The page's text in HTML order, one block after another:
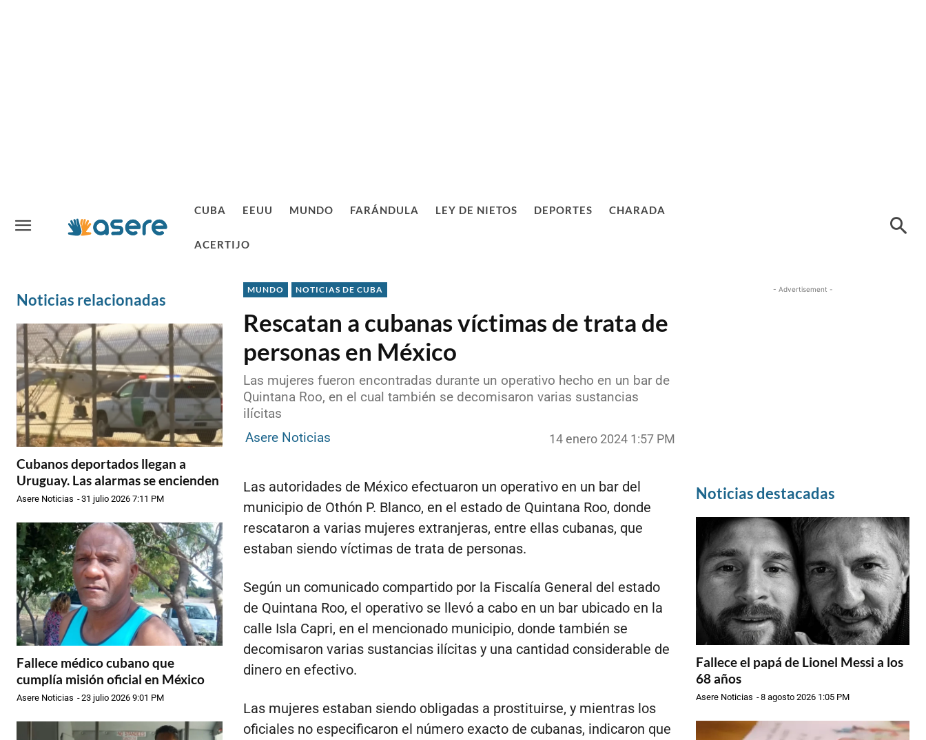
CUBA EEUU MUNDO FARÁNDULA LEY DE NIETOS DEPORTES CHARADA
ACERTIJO
Noticias relacionadas
Cubanos deportados llegan a
Uruguay. Las alarmas se encienden
Asere Noticias -31 julio 2026 7:11 PM
Fallece médico cubano que
cumplía misión oficial en México
Asere Noticias -23 julio 2026 9:01 PM
MUNDO NOTICIAS DE CUBA
Rescatan a cubanas víctimas de trata de
personas en México
Las mujeres fueron encontradas durante un operativo hecho en un bar de
Quintana Roo, en el cual también se decomisaron varias sustancias
ilícitas
Asere Noticias
14 enero 2024 1:57 PM
Las autoridades de México efectuaron un operativo en un bar del
municipio de Othón P. Blanco, en el estado de Quintana Roo, donde
rescataron a varias mujeres extranjeras, entre ellas cubanas, que
estaban siendo víctimas de trata de personas.
Según un comunicado compartido por la Fiscalía General del estado
de Quintana Roo, el operativo se llevó a cabo en un bar ubicado en la
calle Isla Capri, en el mencionado municipio, donde también se
decomisaron varias sustancias ilícitas y una cantidad considerable de
dinero en efectivo.
Las mujeres estaban siendo obligadas a prostituirse, y mientras los
oficiales no especificaron el número exacto de cubanas, indicaron que
- Advertisement -
Noticias destacadas
Fallece el papá de Lionel Messi a los
68 años
Asere Noticias -8 agosto 2026 1:05 PM